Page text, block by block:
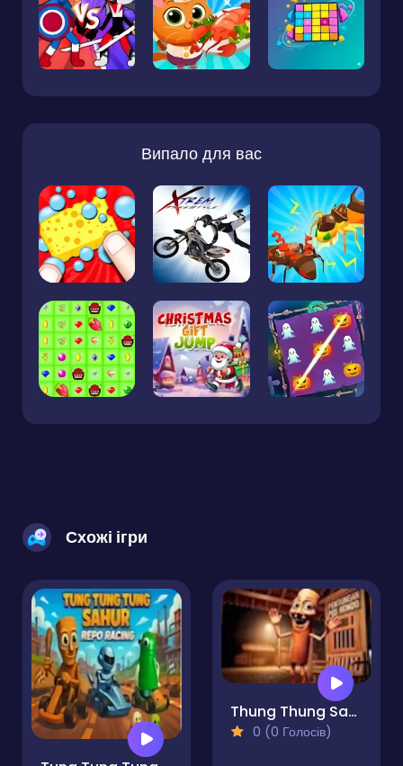
Випало для вас
Схожі ігри
Thung Thung Sahur Difference
0 (0 Голосів)